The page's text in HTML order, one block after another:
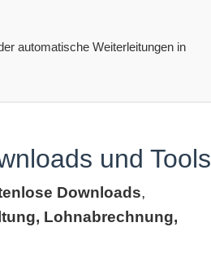
automatische Weiterleitungen in
und Tools
Downloads,
Lohnabrechnung,